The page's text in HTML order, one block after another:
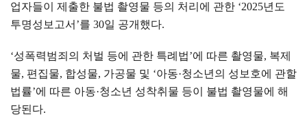
업자들이 제출한 불법 촬영물 등의 처리에 관한 ‘2025년도
투명성보고서 ’를 30일 공개했다.
‘성폭력범죄의 처벌 등에 관한 특례법’에 따른 촬영물, 복제
물, 편집물, 합성물, 가공물 및 ‘아동·청소년의 성보호에 관할
법률’에 따른 아동·청소년 성착취물 등이 불법 촬영물에 해
당된다.